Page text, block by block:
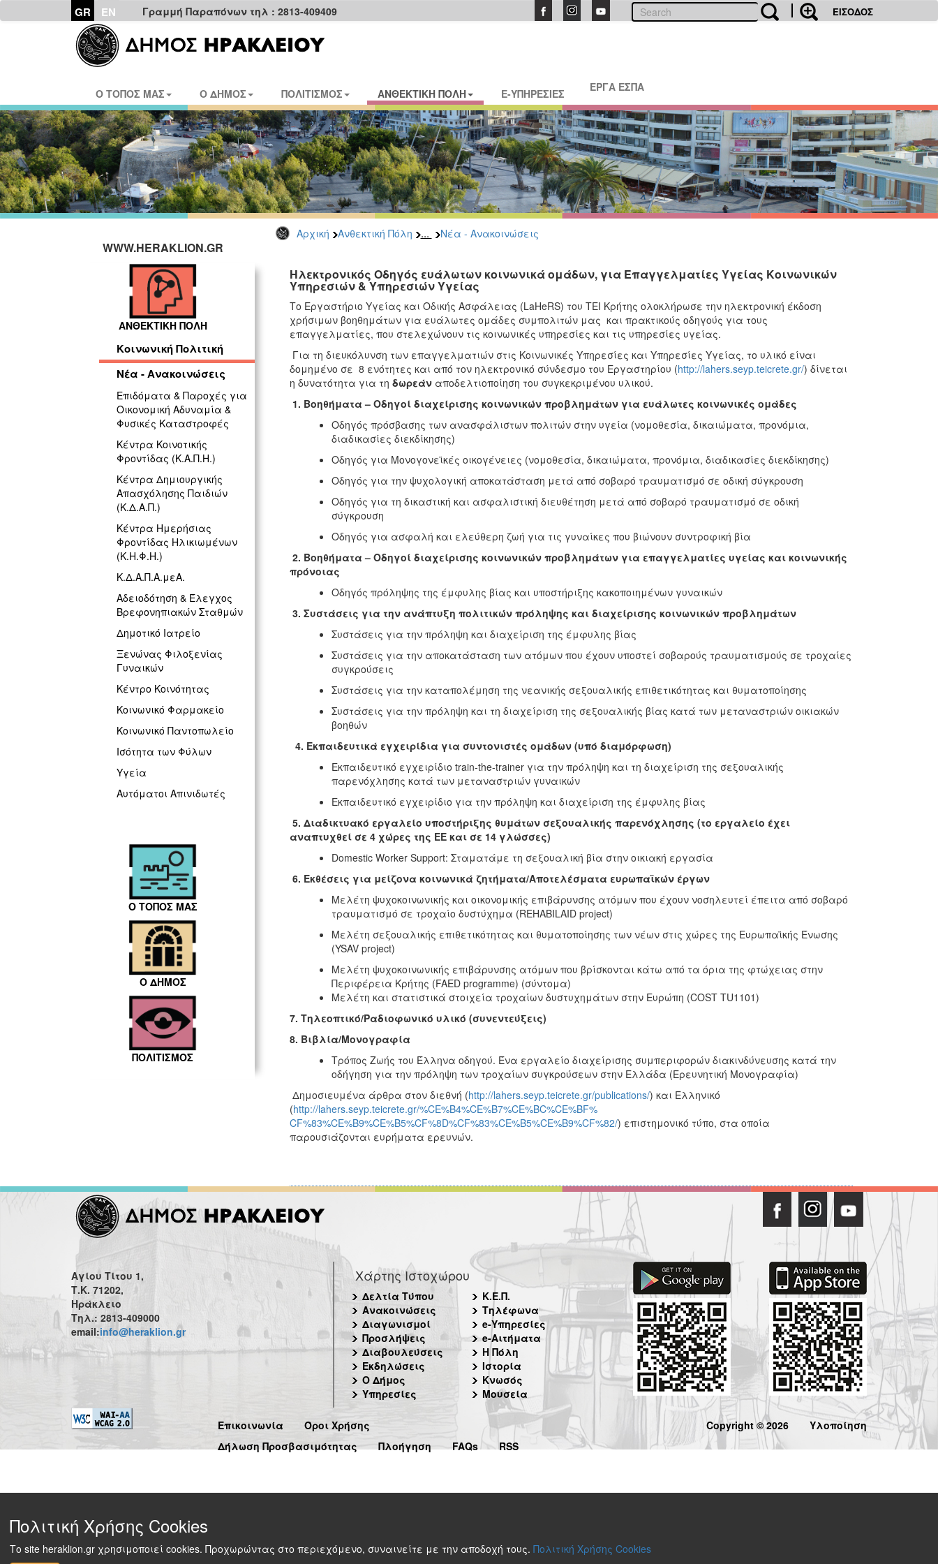
GR EN Γραμμή Παραπόνων τηλ : 2813-409409 ΕΙΣΟΔΟΣ
Ο ΤΟΠΟΣ ΜΑΣ Ο ΔΗΜΟΣ ΠΟΛΙΤΙΣΜΟΣ ΑΝΘΕΚΤΙΚΗ ΠΟΛΗ E-ΥΠΗΡΕΣΙΕΣ ΕΡΓΑ ΕΣΠΑ
Αρχική Ανθεκτική Πόλη ... Νέα - Ανακοινώσεις
WWW.HERAKLION.GR
ΑΝΘΕΚΤΙΚΗ ΠΟΛΗ
Κοινωνική Πολιτική
Νέα - Ανακοινώσεις
Επιδόματα & Παροχές για
Οικονομική Αδυναμία &
Φυσικές Καταστροφές
Κέντρα Κοινοτικής
Φροντίδας (Κ.Α.Π.Η.)
Κέντρα Δημιουργικής
Απασχόλησης Παιδιών
(Κ.Δ.Α.Π.)
Κέντρα Ημερήσιας
Φροντίδας Ηλικιωμένων
(Κ.Η.Φ.Η.)
Κ.Δ.Α.Π.Α.μεΑ.
Αδειοδότηση & Έλεγχος
Βρεφονηπιακών Σταθμών
Δημοτικό Ιατρείο
Ξενώνας Φιλοξενίας
Γυναικών
Κέντρο Κοινότητας
Κοινωνικό Φαρμακείο
Κοινωνικό Παντοπωλείο
Ισότητα των Φύλων
Υγεία
Αυτόματοι Απινιδωτές
Ο ΤΟΠΟΣ ΜΑΣ
Ο ΔΗΜΟΣ
ΠΟΛΙΤΙΣΜΟΣ
Ηλεκτρονικός Οδηγός ευάλωτων κοινωνικά ομάδων, για Επαγγελματίες Υγείας Κοινωνικών
Υπηρεσιών & Υπηρεσιών Υγείας
Το Εργαστήριο Υγείας και Οδικής Ασφάλειας (LaHeRS) του ΤΕΙ Κρήτης ολοκλήρωσε την ηλεκτρονική έκδοση
χρήσιμων βοηθημάτων για ευάλωτες ομάδες συμπολιτών μας και πρακτικούς οδηγούς για τους
επαγγελματίες, που στελεχώνουν τις κοινωνικές υπηρεσίες και τις υπηρεσίες υγείας.
Για τη διευκόλυνση των επαγγελματιών στις Κοινωνικές Υπηρεσίες και Υπηρεσίες Υγείας, το υλικό είναι
δομημένο σε 8 ενότητες και από τον ηλεκτρονικό σύνδεσμο του Εργαστηρίου (http://lahers.seyp.teicrete.gr/) δίνεται
η δυνατότητα για τη δωρεάναποδελτιοποίηση του συγκεκριμένου υλικού.
1. Βοηθήματα – Οδηγοί διαχείρισης κοινωνικών προβλημάτων για ευάλωτες κοινωνικές ομάδες
Οδηγός πρόσβασης των ανασφάλιστων πολιτών στην υγεία (νομοθεσία, δικαιώματα, προνόμια,
διαδικασίες διεκδίκησης)
Οδηγός για Μονογονεϊκές οικογένειες (νομοθεσία, δικαιώματα, προνόμια, διαδικασίες διεκδίκησης)
Οδηγός για την ψυχολογική αποκατάσταση μετά από σοβαρό τραυματισμό σε οδική σύγκρουση
Οδηγός για τη δικαστική και ασφαλιστική διευθέτηση μετά από σοβαρό τραυματισμό σε οδική
σύγκρουση
Οδηγός για ασφαλή και ελεύθερη ζωή για τις γυναίκες που βιώνουν συντροφική βία
2. Βοηθήματα – Οδηγοί διαχείρισης κοινωνικών προβλημάτων για επαγγελματίες υγείας και κοινωνικής
πρόνοιας
Οδηγός πρόληψης της έμφυλης βίας και υποστήριξης κακοποιημένων γυναικών
3. Συστάσεις για την ανάπτυξη πολιτικών πρόληψης και διαχείρισης κοινωνικών προβλημάτων
Συστάσεις για την πρόληψη και διαχείριση της έμφυλης βίας
Συστάσεις για την αποκατάσταση των ατόμων που έχουν υποστεί σοβαρούς τραυματισμούς σε τροχαίες
συγκρούσεις
Συστάσεις για την καταπολέμηση της νεανικής σεξουαλικής επιθετικότητας και θυματοποίησης
Συστάσεις για την πρόληψη και τη διαχείριση της σεξουαλικής βίας κατά των μεταναστριών οικιακών
βοηθών
4. Εκπαιδευτικά εγχειρίδια για συντονιστές ομάδων (υπό διαμόρφωση)
Εκπαιδευτικό εγχειρίδιο train-the-trainer για την πρόληψη και τη διαχείριση της σεξουαλικής
παρενόχλησης κατά των μεταναστριών γυναικών
Εκπαιδευτικό εγχειρίδιο για την πρόληψη και διαχείριση της έμφυλης βίας
5. Διαδικτυακό εργαλείο υποστήριξης θυμάτων σεξουαλικής παρενόχλησης (το εργαλείο έχει
αναπτυχθεί σε 4 χώρες της ΕΕ και σε 14 γλώσσες)
Domestic Worker Support: Σταματάμε τη σεξουαλική βία στην οικιακή εργασία
6. Εκθέσεις για μείζονα κοινωνικά ζητήματα/Αποτελέσματα ευρωπαϊκών έργων
Μελέτη ψυχοκοινωνικής και οικονομικής επιβάρυνσης ατόμων που έχουν νοσηλευτεί έπειτα από σοβαρό
τραυματισμό σε τροχαίο δυστύχημα (REHABILAID project)
Μελέτη σεξουαλικής επιθετικότητας και θυματοποίησης των νέων στις χώρες της Ευρωπαϊκής Ένωσης
(YSAV project)
Μελέτη ψυχοκοινωνικής επιβάρυνσης ατόμων που βρίσκονται κάτω από τα όρια της φτώχειας στην
Περιφέρεια Κρήτης (FAED programme) (σύντομα)
Μελέτη και στατιστικά στοιχεία τροχαίων δυστυχημάτων στην Ευρώπη (COST TU1101)
7. Τηλεοπτικό/Ραδιοφωνικό υλικό (συνεντεύξεις)
8. Βιβλία/Μονογραφία
Τρόπος Ζωής του Έλληνα οδηγού. Ένα εργαλείο διαχείρισης συμπεριφορών διακινδύνευσης κατά την
οδήγηση για την πρόληψη των τροχαίων συγκρούσεων στην Ελλάδα (Ερευνητική Μονογραφία)
Δημοσιευμένα άρθρα στον διεθνή (http://lahers.seyp.teicrete.gr/publications/) και Ελληνικό
(http://lahers.seyp.teicrete.gr/%CE%B4%CE%B7%CE%BC%CE%BF%
CF%83%CE%B9%CE%B5%CF%8D%CF%83%CE%B5%CE%B9%CF%82/) επιστημονικό τύπο, στα οποία
παρουσιάζονται ευρήματα ερευνών.
Αγίου Τίτου 1,
Τ.Κ. 71202,
Ηράκλειο
Τηλ.: 2813-409000
email:info@heraklion.gr
Χάρτης Ιστοχώρου
Δελτία Τύπου
Ανακοινώσεις
Διαγωνισμοί
Προσλήψεις
Διαβουλεύσεις
Εκδηλώσεις
Ο Δήμος
Υπηρεσίες
Κ.Ε.Π.
Τηλέφωνα
e-Υπηρεσίες
e-Αιτήματα
Η Πόλη
Ιστορία
Κνωσός
Μουσεία
Επικοινωνία
Όροι Χρήσης
Δήλωση Προσβασιμότητας
Πλοήγηση FAQs RSS
Copyright © 2026 Υλοποίηση
Πολιτική Χρήσης Cookies
Το site heraklion.gr χρησιμοποιεί cookies. Προχωρώντας στο περιεχόμενο, συναινείτε με την αποδοχή τους. Πολιτική Χρήσης Cookies